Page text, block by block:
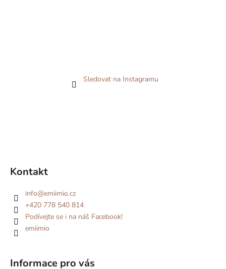
Sledovat na Instagramu
Informace pro vás
Kontakt
info@emiimio.cz
+420 778 540 814
Podívejte se i na náš Facebook!
emiimio